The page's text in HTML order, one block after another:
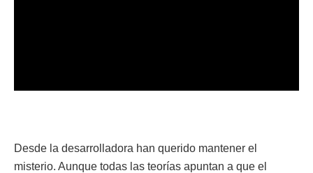
Desde la desarrolladora han querido mantener el
misterio. Aunque todas las teorías apuntan a que el